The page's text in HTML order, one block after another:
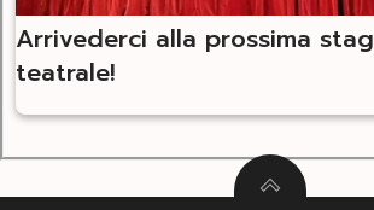
Arrivederci alla prossima
teatrale!